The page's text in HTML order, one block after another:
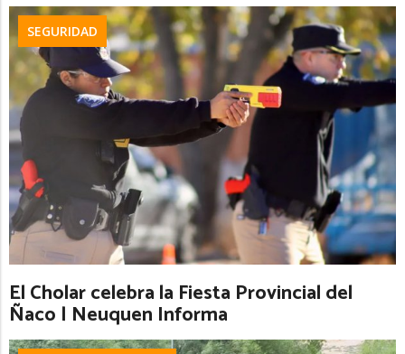
SEGURIDAD
El Cholar celebra la Fiesta Provincial del
Ñaco | Neuquen Informa